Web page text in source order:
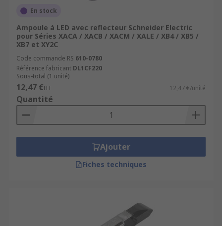
Livraison gratuite dès 50 €.
Grandes marques reconnues.
Outils digitaux performants.
Parcourez dès maintenant notre sélection deLED
et lampes pour boutons-poussoirs.
Produits et catégories associés
Boutons-poussoirs industriels
Têtes de boutons-poussoirs.
En stock
Ampoule à LED avec reflecteur Schneider Electric
pour Séries XACA / XACB / XACM / XALE / XB4 / XB5 /
XB7 et XY2C
Code commande RS 610-0780
Référence fabricant DL1CF220
Sous-total (1 unité)
12,47 €HT 12,47 €/unité
Quantité
Ajouter
Fiches techniques